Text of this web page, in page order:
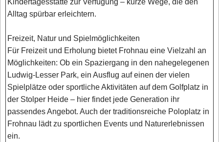
Alltag spürbar erleichtern.
Freizeit, Natur und Spielmöglichkeiten
Für Freizeit und Erholung bietet Frohnau eine Vielzahl an
Möglichkeiten: Ob ein Spaziergang in den nahegelegenen
Ludwig-Lesser Park, ein Ausflug auf einen der vielen
Spielplätze oder sportliche Aktivitäten auf dem Golfplatz in
der Stolper Heide – hier findet jede Generation ihr
passendes Angebot. Auch der traditionsreiche Poloplatz in
Frohnau lädt zu sportlichen Events und Naturerlebnissen
ein.